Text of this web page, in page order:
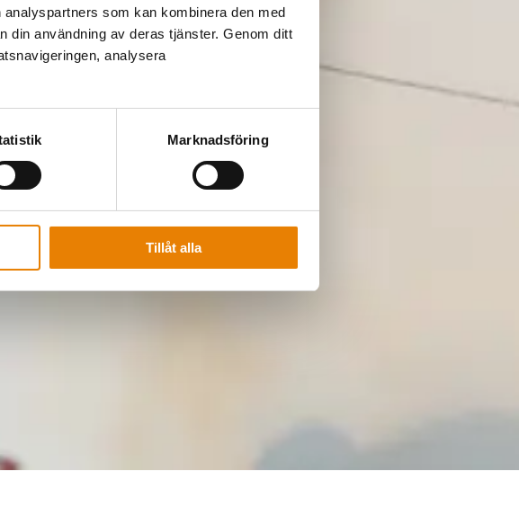
som kan kombinera den med
din användning av deras tjänster. Genom ditt
analysera
Marknadsföring
Tillåt alla